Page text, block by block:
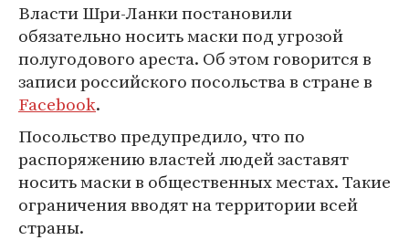
Власти Шри-Ланки постановили
обязательно носить маски под угрозой
полугодового ареста. Об этом говорится в
записи российского посольства в стране в
Facebook.
Посольство предупредило, что по
распоряжению властей людей заставят
носить маски в общественных местах. Такие
ограничения вводят на территории всей
страны.